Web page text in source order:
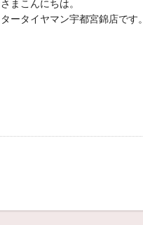
まこんにちは。
ータイヤマン宇都宮錦店です。